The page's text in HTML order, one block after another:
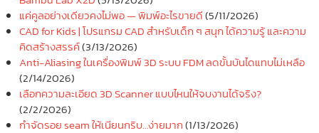
แค่คูลอย่างเดียวคงไม่พอ — พิมพ์อะไรขายดี(5/11/2026)
CAD for Kids | โปรแกรม CAD สำหรับเด็ก ๆ สนุก ได้ความรู้ และความ
คิดสร้างสรรค์(3/13/2026)
Anti-Aliasing ในเครื่องพิมพ์ 3D ระบบ FDM ลดขั้นบันไดแทบไม่เหลือ
(2/14/2026)
เลือกความละเอียด 3D Scanner แบบไหนให้จบงานได้จริง?
(2/2/2026)
กำจัดรอย seam ให้เนียนกริบ…ง่ายมาก(1/13/2026)